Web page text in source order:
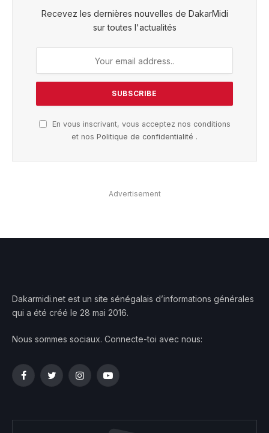
Recevez les dernières nouvelles de DakarMidi
sur toutes l'actualités
En vous inscrivant, vous acceptez nos conditions
et nos Politique de confidentialité .
Advertisement
Dakarmidi.net est un site sénégalais d’informations générales
qui a été créé le 28 mai 2016.
Nous sommes sociaux. Connecte-toi avec nous:
FacebookTwitterInstagramYouTube